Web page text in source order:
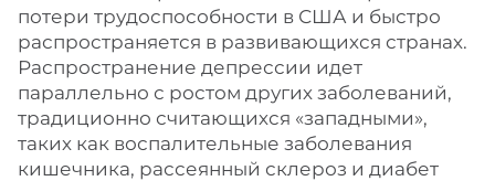
потери трудоспособности в США и быстро
распространяется в развивающихся странах.
Распространение депрессии идет
параллельно с ростом других заболеваний,
традиционно считающихся «западными»,
таких как воспалительные заболевания
кишечника, рассеянный склероз и диабет